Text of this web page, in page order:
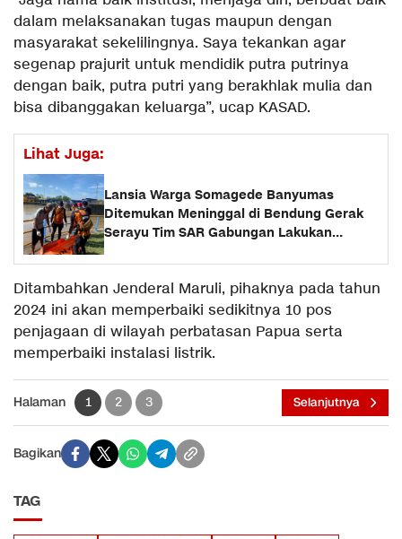
dalam melaksanakan tugas maupun dengan
masyarakat sekelilingnya. Saya tekankan agar
segenap prajurit untuk mendidik putra putrinya
dengan baik, putra putri yang berakhlak mulia dan
bisa dibanggakan keluarga”, ucap KASAD.
Lihat Juga:
Lansia Warga Somagede Banyumas
Ditemukan Meninggal di Bendung Gerak
Serayu Tim SAR Gabungan Lakukan
Ditambahkan Jenderal Maruli, pihaknya pada tahun
2024 ini akan memperbaiki sedikitnya 10 pos
penjagaan di wilayah perbatasan Papua serta
memperbaiki instalasi listrik.
Halaman 1 2 3 Selanjutnya
Bagikan
TAG